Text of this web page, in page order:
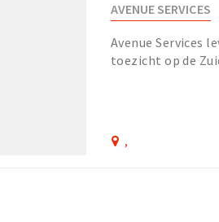
AVENUE SERVICES
Avenue Services
toezicht op de
,